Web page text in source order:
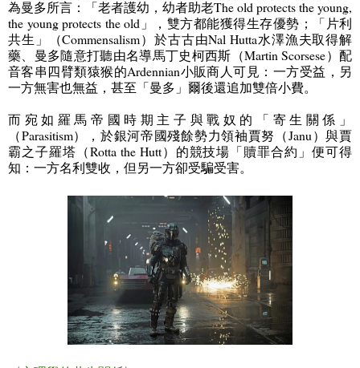
為曼多所言：「老者護幼，幼者助老The old protects the young,
the young protects the old 」，雙方都能獲得生存優勢；「片利
共生」（Commensalism）於古古由Nal Hutta水澤漁夫取得解
藥、曼多隨意打聽由名導馬丁史柯西斯（Martin Scorsese）配
音客串四臂類猿猴的Ardennian小販商人可見：一方受益，另
一方無害也無益，甚至「曼多」爾後還追加雙倍小費。
而宛如羅馬帝國時期主子與戰奴的「寄生關係」
（Parasitism），於銀河帝國殘餘勢力領袖賈努（Janu）與賈
霸之子羅塔（Rotta the Hutt）的競技場「贖罪合約」便可得
知：一方名利雙收，但另一方卻受騙受害。